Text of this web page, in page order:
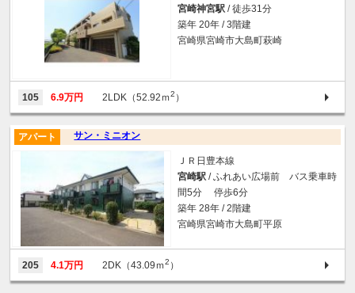
宮崎神宮駅 / 徒歩31分
築年 20年 / 3階建
宮崎県宮崎市大島町萩崎
105 6.9万円 2LDK（52.92ｍ2 ）
サン・ミニオン
アパート
ＪＲ日豊本線
宮崎駅 / ふれあい広場前 バス乗車時
間5分 停歩6分
築年 28年 / 2階建
宮崎県宮崎市大島町平原
205 4.1万円 2DK（43.09ｍ2 ）